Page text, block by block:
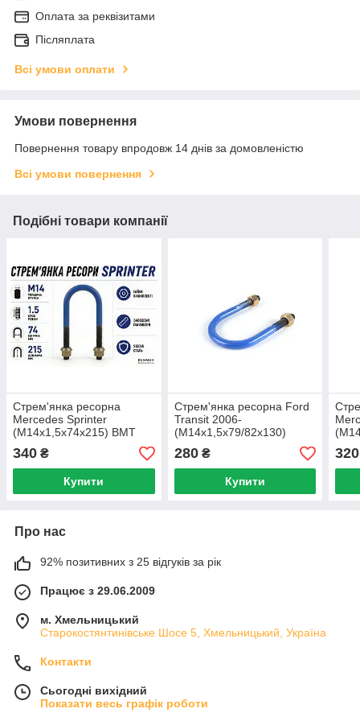
Оплата за реквізитами
Післяплата
Всі умови оплати
Умови повернення
Повернення товару впродовж 14 днів за домовленістю
Всі умови повернення
Подібні товари компанії
Стрем'янка ресорна
Mercedes Sprinter
(M14x1,5x74x215) BMT
00510 W/N
340 ₴
Купити
Стрем'янка ресорна Ford
Transit 2006-
(M14x1,5x79/82x130)
BMT00557 W/N
280₴
Купити
320
Про нас
92% позитивних з 25 відгуків за рік
Працює з 29.06.2009
м. Хмельницький
Старокостянтинівське Шосе 5, Хмельницький, Україна
Контакти
Сьогодні вихідний
Показати весь графік роботи